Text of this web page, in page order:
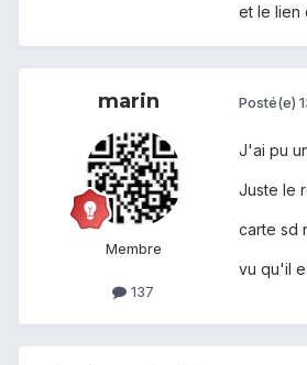
et le lien
marin
Membre
137
Posté(e)
J'ai pu
Juste le
carte sd
vu qu'il